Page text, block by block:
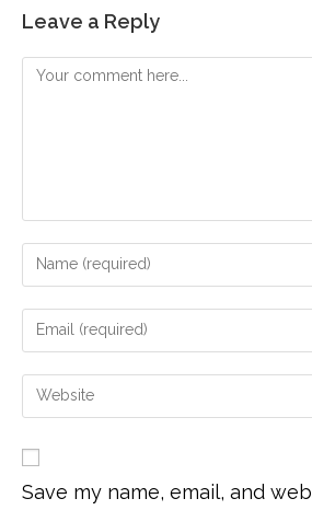
Leave a Reply
Save my name, email, and